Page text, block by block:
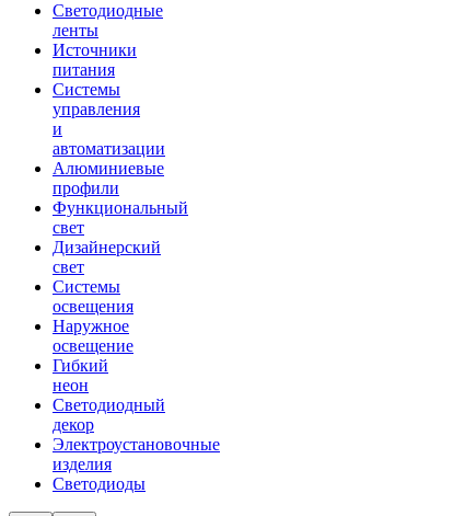
Светодиодные
ленты
Источники
питания
Системы
управления
и
автоматизации
Алюминиевые
профили
Функциональный
свет
Дизайнерский
свет
Системы
освещения
Наружное
освещение
Гибкий
неон
Светодиодный
декор
Электроустановочные
изделия
Светодиоды